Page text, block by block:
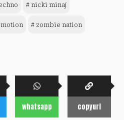
# nicki minaj
# zombie nation
whatsapp copyurl